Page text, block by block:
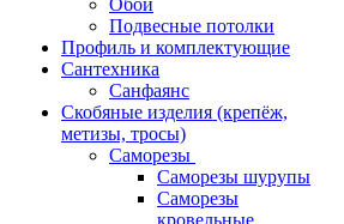
Обои
Подвесные потолки
Профиль и комплектующие
Сантехника
Санфаянс
Скобяные изделия (крепёж,
метизы, тросы)
Саморезы
Саморезы шурупы
Саморезы
кровельные